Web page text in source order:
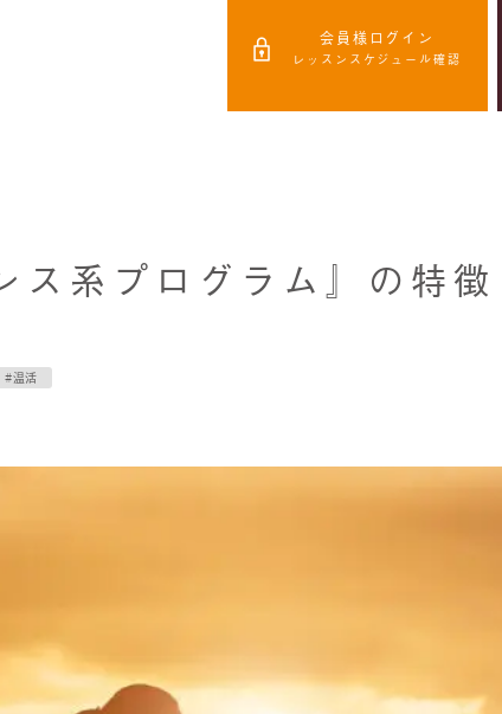
会員様ログイン
レッスンスケジュール確認
ス系プログラム』の特徴
#温活